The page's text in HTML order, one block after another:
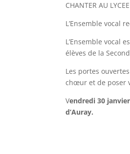
CHANTER AU LYCEE
L’Ensemble vocal
L’Ensemble vocal
élèves de la
Les portes
chœur et de poser
Vendredi 30
d’Auray.